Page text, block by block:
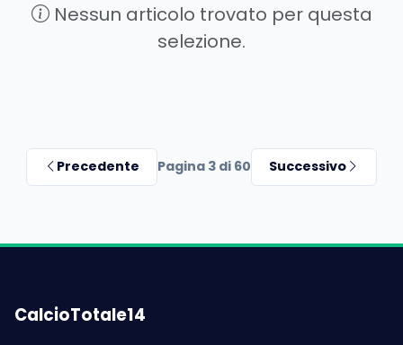
Nessun articolo trovato per questa
selezione.
Precedente Pagina 3 di 60 Successivo
CalcioTotale14